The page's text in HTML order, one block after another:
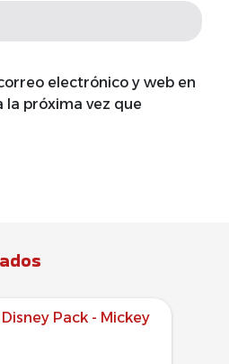
electrónico y web en
la próxima vez que